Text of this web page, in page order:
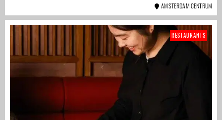
AMSTERDAM CENTRUM
RESTAURANTS